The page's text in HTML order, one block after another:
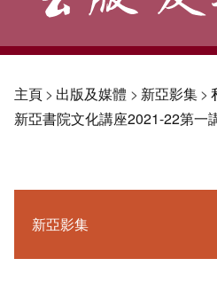
主頁> 出版及媒體 > 新亞影集>
新亞書院文化講座2021-22第一
新亞影集